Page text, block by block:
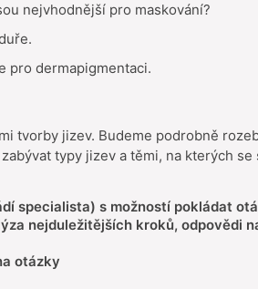
nejvhodnější pro maskování?
pro dermapigmentaci.
tvorby jizev. Budeme podrobně
typy jizev a těmi, na kterých
specialista) s možností pokládat
nejduležitějších kroků, odpovědi
otázky